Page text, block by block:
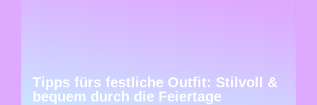
Tipps fürs festliche Outfit: Stilvoll &
bequem durch die Feiertage